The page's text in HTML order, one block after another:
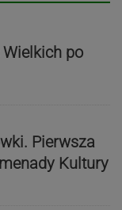
po
Pierwsza
Kultury